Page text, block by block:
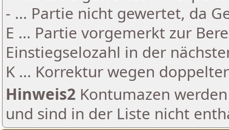
- ... Partie nicht gewertet, da
E ... Partie vorgemerkt zur
Einstiegselozahl in der
K ... Korrektur wegen
Hinweis2 Kontumazen
und sind in der Liste nicht